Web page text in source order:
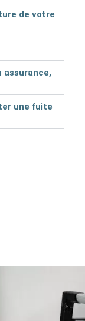
de votre
assurance,
une fuite